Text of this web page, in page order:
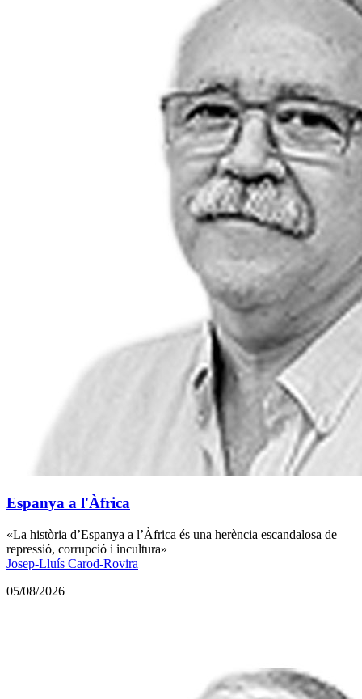
Espanya a l'Àfrica
«La història d’Espanya a l’Àfrica és una herència escandalosa de
repressió, corrupció i incultura»
Josep-Lluís Carod-Rovira
05/08/2026